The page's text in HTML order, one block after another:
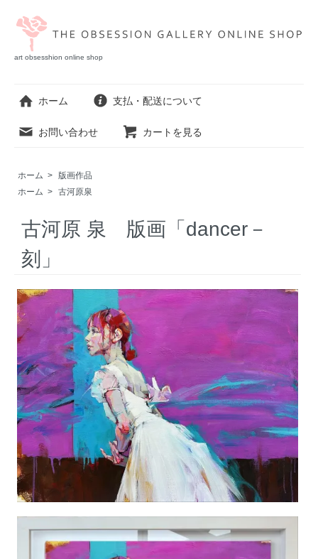
art obsesshion online shop
ホーム 支払・配送について
お問い合わせ カートを見る
ホーム >
版画作品
ホーム > 古河原泉
古河原 泉 版画「dancer－
刻」